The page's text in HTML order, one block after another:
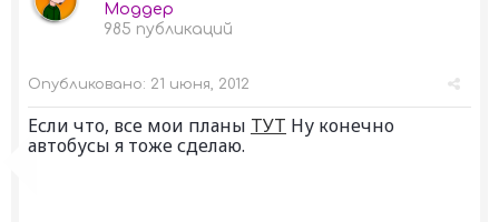
Моддер
985 публикаций
Опубликовано: 21 июня, 2012
Если что, все мои планы ТУТ Ну конечно
автобусы я тоже сделаю.